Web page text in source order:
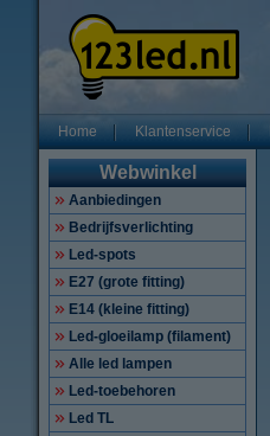
Home Klantenservice
Webwinkel
Aanbiedingen
Bedrijfsverlichting
Led-spots
E27 (grote fitting)
E14 (kleine fitting)
Led-gloeilamp (filament)
Alle led lampen
Led-toebehoren
Led TL